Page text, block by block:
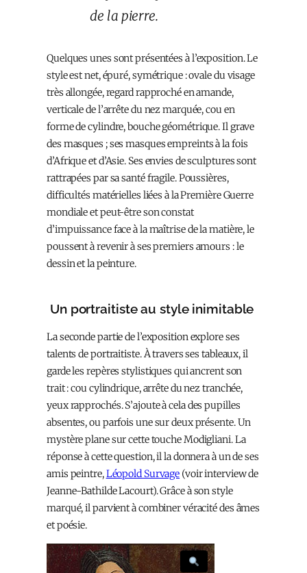
de la pierre.
Quelques unes sont présentées à l’exposition. Le
style est net, épuré, symétrique : ovale du visage
très allongée, regard rapproché en amande,
verticale de l’arrête du nez marquée, cou en
forme de cylindre, bouche géométrique. Il grave
des masques ; ses masques empreints à la fois
d’Afrique et d’Asie. Ses envies de sculptures sont
rattrapées par sa santé fragile. Poussières,
difficultés matérielles liées à la Première Guerre
mondiale et peut-être son constat
d’impuissance face à la maîtrise de la matière, le
poussent à revenir à ses premiers amours : le
dessin et la peinture.
Un portraitiste au style inimitable
La seconde partie de l’exposition explore ses
talents de portraitiste. À travers ses tableaux, il
garde les repères stylistiques qui ancrent son
trait : cou cylindrique, arrête du nez tranchée,
yeux rapprochés. S’ajoute à cela des pupilles
absentes, ou parfois une sur deux présente. Un
mystère plane sur cette touche Modigliani. La
réponse à cette question, il la donnera à un de ses
amis peintre,Léopold Survage (voir interview de
Jeanne-Bathilde Lacourt). Grâce à son style
marqué, il parvient à combiner véracité des âmes
et poésie.